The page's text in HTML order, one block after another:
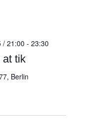
at tik
/ 21:00 - 23:30
Berlin